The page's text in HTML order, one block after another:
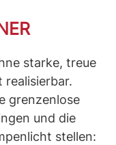
starke, treue
realisierbar.
grenzenlose
und die
stellen: